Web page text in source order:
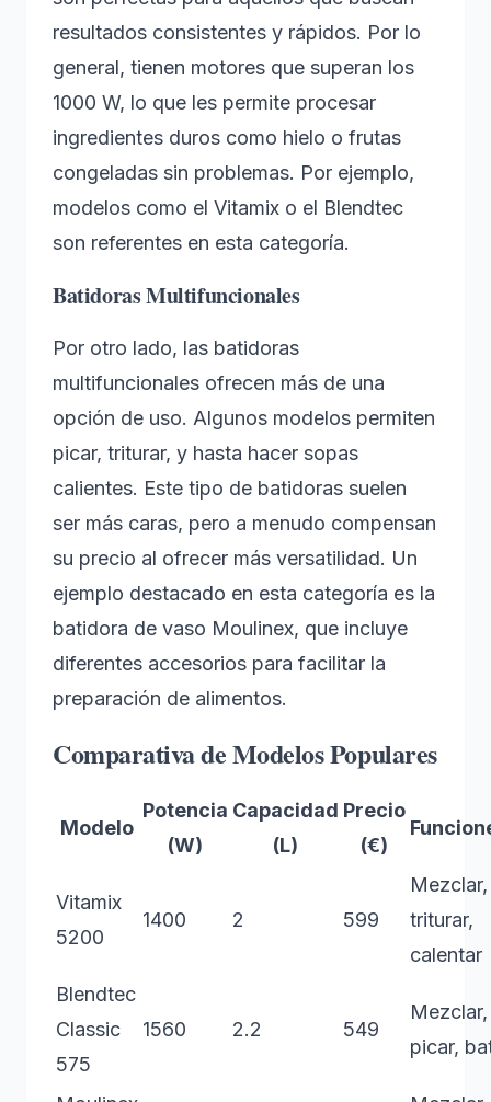
resultados consistentes y rápidos. Por lo
general, tienen motores que superan los
1000 W, lo que les permite procesar
ingredientes duros como hielo o frutas
congeladas sin problemas. Por ejemplo,
modelos como el Vitamix o el Blendtec
son referentes en esta categoría.
Batidoras Multifuncionales
Por otro lado, las batidoras
multifuncionales ofrecen más de una
opción de uso. Algunos modelos permiten
picar, triturar, y hasta hacer sopas
calientes. Este tipo de batidoras suelen
ser más caras, pero a menudo compensan
su precio al ofrecer más versatilidad. Un
ejemplo destacado en esta categoría es la
batidora de vaso Moulinex, que incluye
diferentes accesorios para facilitar la
preparación de alimentos.
Comparativa de Modelos Populares
Modelo
Potencia
(W)
Capacidad
(L)
Precio
(€)
Vitamix
5200
1400 2 599
Mezclar,
triturar,
calentar
Blendtec
Classic
575
1560 2.2 549
Mezclar,
picar,